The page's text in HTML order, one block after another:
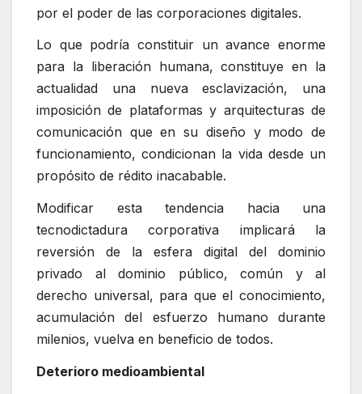
por el poder de las corporaciones digitales.
Lo que podría constituir un avance enorme
para la liberación humana, constituye en la
actualidad una nueva esclavización, una
imposición de plataformas y arquitecturas de
comunicación que en su diseño y modo de
funcionamiento, condicionan la vida desde un
propósito de rédito inacabable.
Modificar esta tendencia hacia una
tecnodictadura corporativa implicará la
reversión de la esfera digital del dominio
privado al dominio público, común y al
derecho universal, para que el conocimiento,
acumulación del esfuerzo humano durante
milenios, vuelva en beneficio de todos.
Deterioro medioambiental